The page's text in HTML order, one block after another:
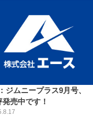
ジムニープラス9月号、
発売中です！